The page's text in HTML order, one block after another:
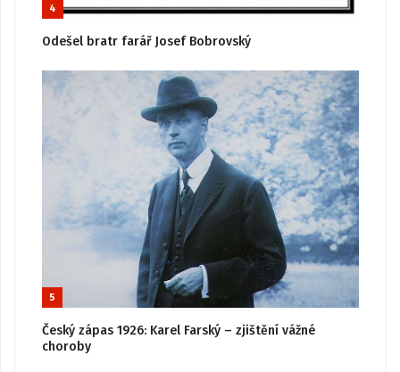
4
Odešel bratr farář Josef Bobrovský
5
Český zápas 1926: Karel Farský – zjištění vážné
choroby